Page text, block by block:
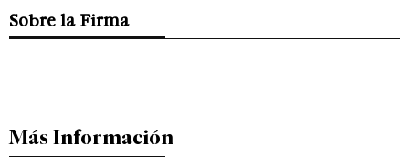
Sobre la Firma
Más Información